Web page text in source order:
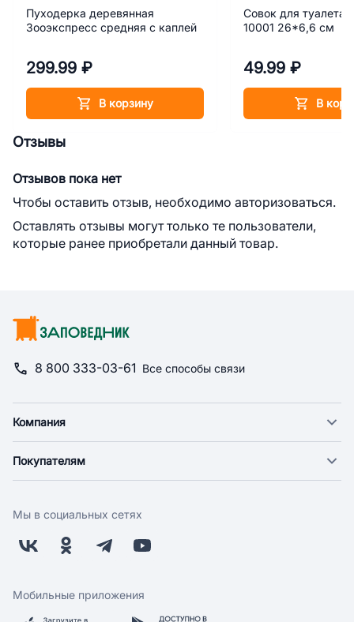
Пуходерка деревянная
Зооэкспресс средняя с каплей
299.99 ₽
В корзину
Совок для туалета
10001 26*6,6 см
49.99 ₽
В
Отзывы
Отзывов пока нет
Чтобы оставить отзыв, необходимо авторизоваться.
Оставлять отзывы могут только те пользователи,
которые ранее приобретали данный товар.
8 800 333-03-61 Все способы связи
Компания
Новости
Поставщикам
Заводчикам
Обратная связь
Покупателям
Оплата
Бонусная программа
Скидки и акции
Мы в социальных сетях
Мобильные приложения